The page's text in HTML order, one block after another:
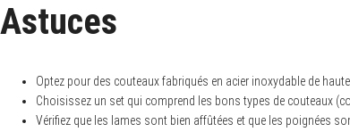
Astuces
Optez pour des couteaux fabriqués en acier inoxydable de
Choisissez un set qui comprend les bons types de couteaux
Vérifiez que les lames sont bien affûtées et que les poignées